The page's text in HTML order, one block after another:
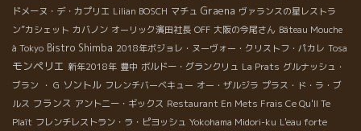
ドメーヌ・デ・カプリエ Lilian BOSCH マチュ Graena ヴァランスの星レストラ
ン”カシェット カバノン オーリック濱田社長 OFF 大阪の今尾さん Bâteau Mouche
à Tokyo Bistro Shimba 2018年ボジョレ・ヌーヴォー・クリストフ・パカレ Tosa
モンペリエ 新年2018年 豊中 ボルドー・グランクリュ La Prats グルナッシュ・
ブラン
・ G ソントル フレンチバーベキュー オー・ザルジラ プラス・ド・ラ・ブ
ルス フランス アントニー・ギックス Restaurant En Mets Frais Ce Qu'Il Te
Plaît フレンチレストラン・ラ・ピヨッシュ Yokohama Midori-ku L'eau forte